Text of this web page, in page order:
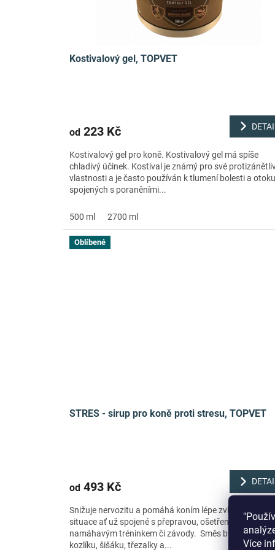
Více
Kostivalový gel, TOPVET
od 223 Kč
Kostivalový gel pro koně. Kostivalový gel má spíše
chladivý účinek. Kostival je známý pro své
vlastnosti a je často používán k tlumení bolesti a otoku
spojených s poraněními...
500 ml 2700 ml
Oblíbené
STRES - sirup pro koně proti stresu, TOPVET
od 493 Kč
Snižuje nervozitu a pomáhá koním lépe zvládat
situace ať už spojené s přepravou, ošetřením,
namáhavým tréninkem či závody. Směs bylin s
kozlíku, šišáku, třezalky a...